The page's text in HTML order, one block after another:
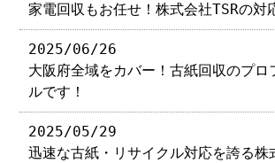
家電回収もお任せ！株式会社TSRの対
2025/06/26
大阪府全域をカバー！古紙回収のプロ
ルです！
2025/05/29
迅速な古紙・リサイクル対応を誇る株